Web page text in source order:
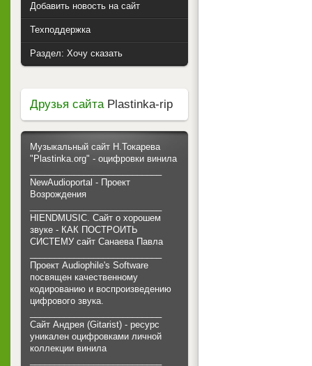
Добавить новость на сайт
Техподдержка
Раздел: Хочу сказать
Друзья сайтаPlastinka-rip
Музыкальный сайт Н.Токарева
"Plastinka.org" - оцифровки винила
NewAudioportal - Проект
Возрождения
HIENDMUSIC. Сайт о хорошем
звуке - КАК ПОСТРОИТЬ
СИСТЕМУ сайт Санаева Павла
Проект Audiophile's Software
посвящен качественному
кодированию и воспроизведению
цифрового звука.
Сайт Андрея (Gitarist) - ресурс
уникален оцифровками личной
коллекции винила